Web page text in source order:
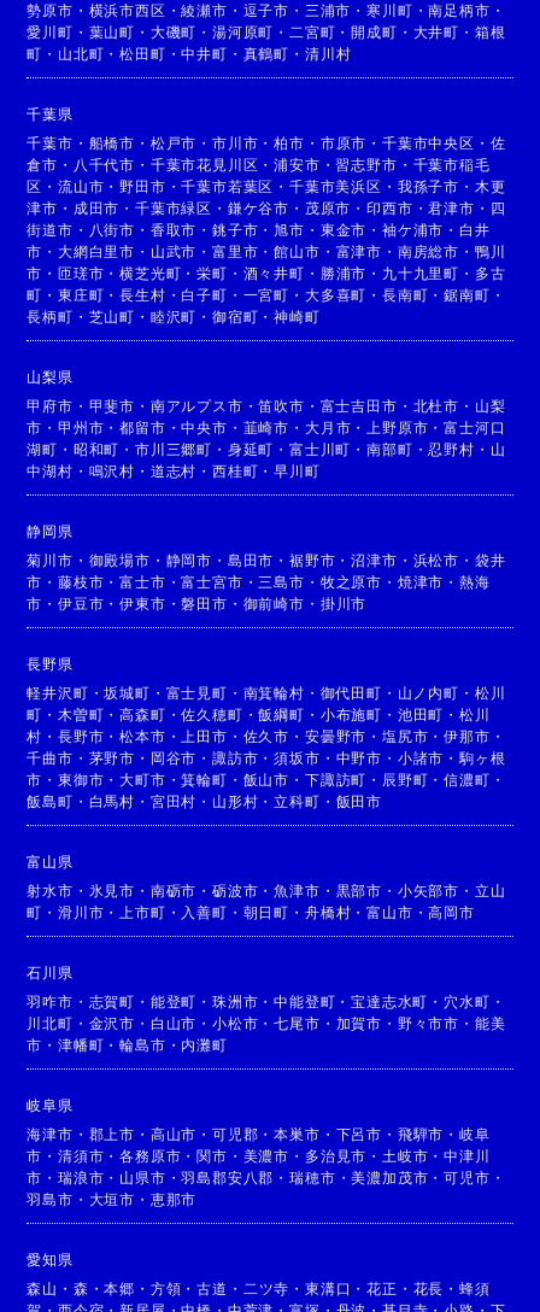
勢原市 ・ 横浜市西区 ・綾瀬市 ・ 逗子市 ・ 三浦市 ・寒川町 ・南足柄市 ・
愛川町 ・ 葉山町 ・ 大磯町 ・湯河原町 ・ 二宮町 ・開成町 ・ 大井町 ・ 箱根
町 ・ 山北町 ・松田町 ・中井町 ・ 真鶴町 ・ 清川村
千葉県
千葉市 ・ 船橋市 ・ 松戸市 ・市川市 ・柏市 ・ 市原市 ・ 千葉市中央区 ・ 佐
倉市 ・ 八千代市 ・ 千葉市花見川区 ・浦安市 ・習志野市 ・ 千葉市稲毛
区 ・流山市 ・野田市 ・千葉市若葉区 ・千葉市美浜区 ・ 我孫子市 ・ 木更
津市 ・ 成田市 ・千葉市緑区 ・ 鎌ケ谷市 ・ 茂原市 ・印西市 ・君津市 ・ 四
街道市 ・ 八街市 ・ 香取市 ・銚子市 ・旭市 ・ 東金市 ・ 袖ケ浦市 ・ 白井
市 ・大網白里市 ・ 山武市 ・富里市 ・館山市 ・ 富津市 ・ 南房総市 ・ 鴨川
市 ・匝瑳市 ・横芝光町 ・栄町 ・ 酒々井町 ・ 勝浦市 ・ 九十九里町 ・ 多古
町 ・東庄町 ・長生村 ・ 白子町 ・ 一宮町 ・ 大多喜町 ・ 長南町 ・鋸南町 ・
長柄町 ・ 芝山町 ・ 睦沢町 ・御宿町 ・神崎町
山梨県
甲府市 ・ 甲斐市 ・ 南アルプス市 ・笛吹市 ・ 富士吉田市 ・ 北杜市 ・ 山梨
市 ・甲州市 ・都留市 ・中央市 ・ 韮崎市 ・ 大月市 ・ 上野原市 ・富士河口
湖町 ・ 昭和町 ・市川三郷町 ・ 身延町 ・富士川町 ・南部町 ・忍野村 ・ 山
中湖村 ・ 鳴沢村 ・ 道志村 ・西桂町 ・早川町
静岡県
菊川市 ・ 御殿場市 ・ 静岡市 ・ 島田市 ・裾野市 ・沼津市 ・ 浜松市 ・ 袋井
市 ・藤枝市 ・富士市 ・富士宮市 ・ 三島市 ・ 牧之原市 ・ 焼津市 ・ 熱海
市 ・伊豆市 ・伊東市 ・磐田市 ・ 御前崎市 ・ 掛川市
長野県
軽井沢町 ・坂城町 ・ 富士見町 ・ 南箕輪村 ・ 御代田町 ・ 山ノ内町 ・ 松川
町 ・ 木曽町 ・高森町 ・佐久穂町 ・飯綱町 ・ 小布施町 ・ 池田町 ・ 松川
村 ・長野市 ・松本市 ・ 上田市 ・ 佐久市 ・ 安曇野市 ・ 塩尻市 ・伊那市 ・
千曲市 ・ 茅野市 ・ 岡谷市 ・諏訪市 ・須坂市 ・ 中野市 ・ 小諸市 ・ 駒ヶ根
市 ・東御市 ・大町市 ・箕輪町 ・ 飯山市 ・ 下諏訪町 ・ 辰野町 ・信濃町 ・
飯島町 ・ 白馬村 ・ 宮田村 ・ 山形村 ・立科町 ・ 飯田市
富山県
射水市 ・ 氷見市 ・ 南砺市 ・砺波市 ・魚津市 ・ 黒部市 ・ 小矢部市 ・ 立山
町 ・滑川市 ・ 上市町 ・ 入善町 ・ 朝日町 ・ 舟橋村 ・富山市 ・高岡市
石川県
羽咋市 ・ 志賀町 ・ 能登町 ・珠洲市 ・中能登町 ・宝達志水町 ・ 穴水町 ・
川北町 ・ 金沢市 ・ 白山市 ・小松市 ・七尾市 ・ 加賀市 ・ 野々市市 ・ 能美
市 ・津幡町 ・輪島市 ・ 内灘町
岐阜県
海津市 ・ 郡上市 ・ 高山市 ・可児郡 ・本巣市 ・ 下呂市 ・ 飛騨市 ・ 岐阜
市 ・清須市 ・各務原市 ・関市 ・ 美濃市 ・ 多治見市 ・ 土岐市 ・中津川
市 ・瑞浪市 ・ 山県市 ・羽島郡安八郡 ・瑞穂市 ・美濃加茂市 ・可児市 ・
羽島市 ・ 大垣市 ・ 恵那市
愛知県
森山 ・ 森 ・本郷 ・ 方領 ・古道 ・ 二ツ寺 ・ 東溝口 ・花正 ・ 花長 ・ 蜂須